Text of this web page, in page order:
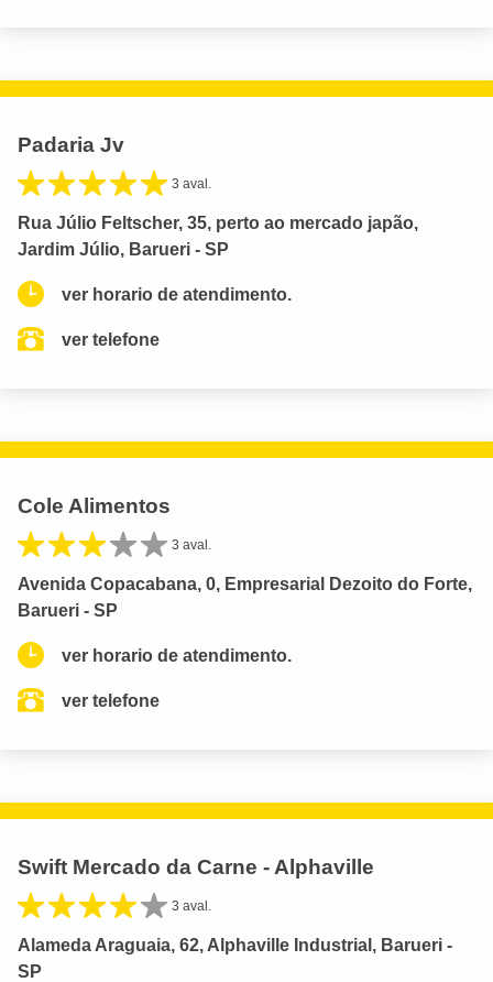
Padaria Jv
3 aval.
Rua Júlio Feltscher, 35, perto ao mercado japão,
Jardim Júlio, Barueri - SP
ver horario de atendimento.
ver telefone
Cole Alimentos
3 aval.
Avenida Copacabana, 0, Empresarial Dezoito do Forte,
Barueri - SP
ver horario de atendimento.
ver telefone
Swift Mercado da Carne - Alphaville
3 aval.
Alameda Araguaia, 62, Alphaville Industrial, Barueri -
SP